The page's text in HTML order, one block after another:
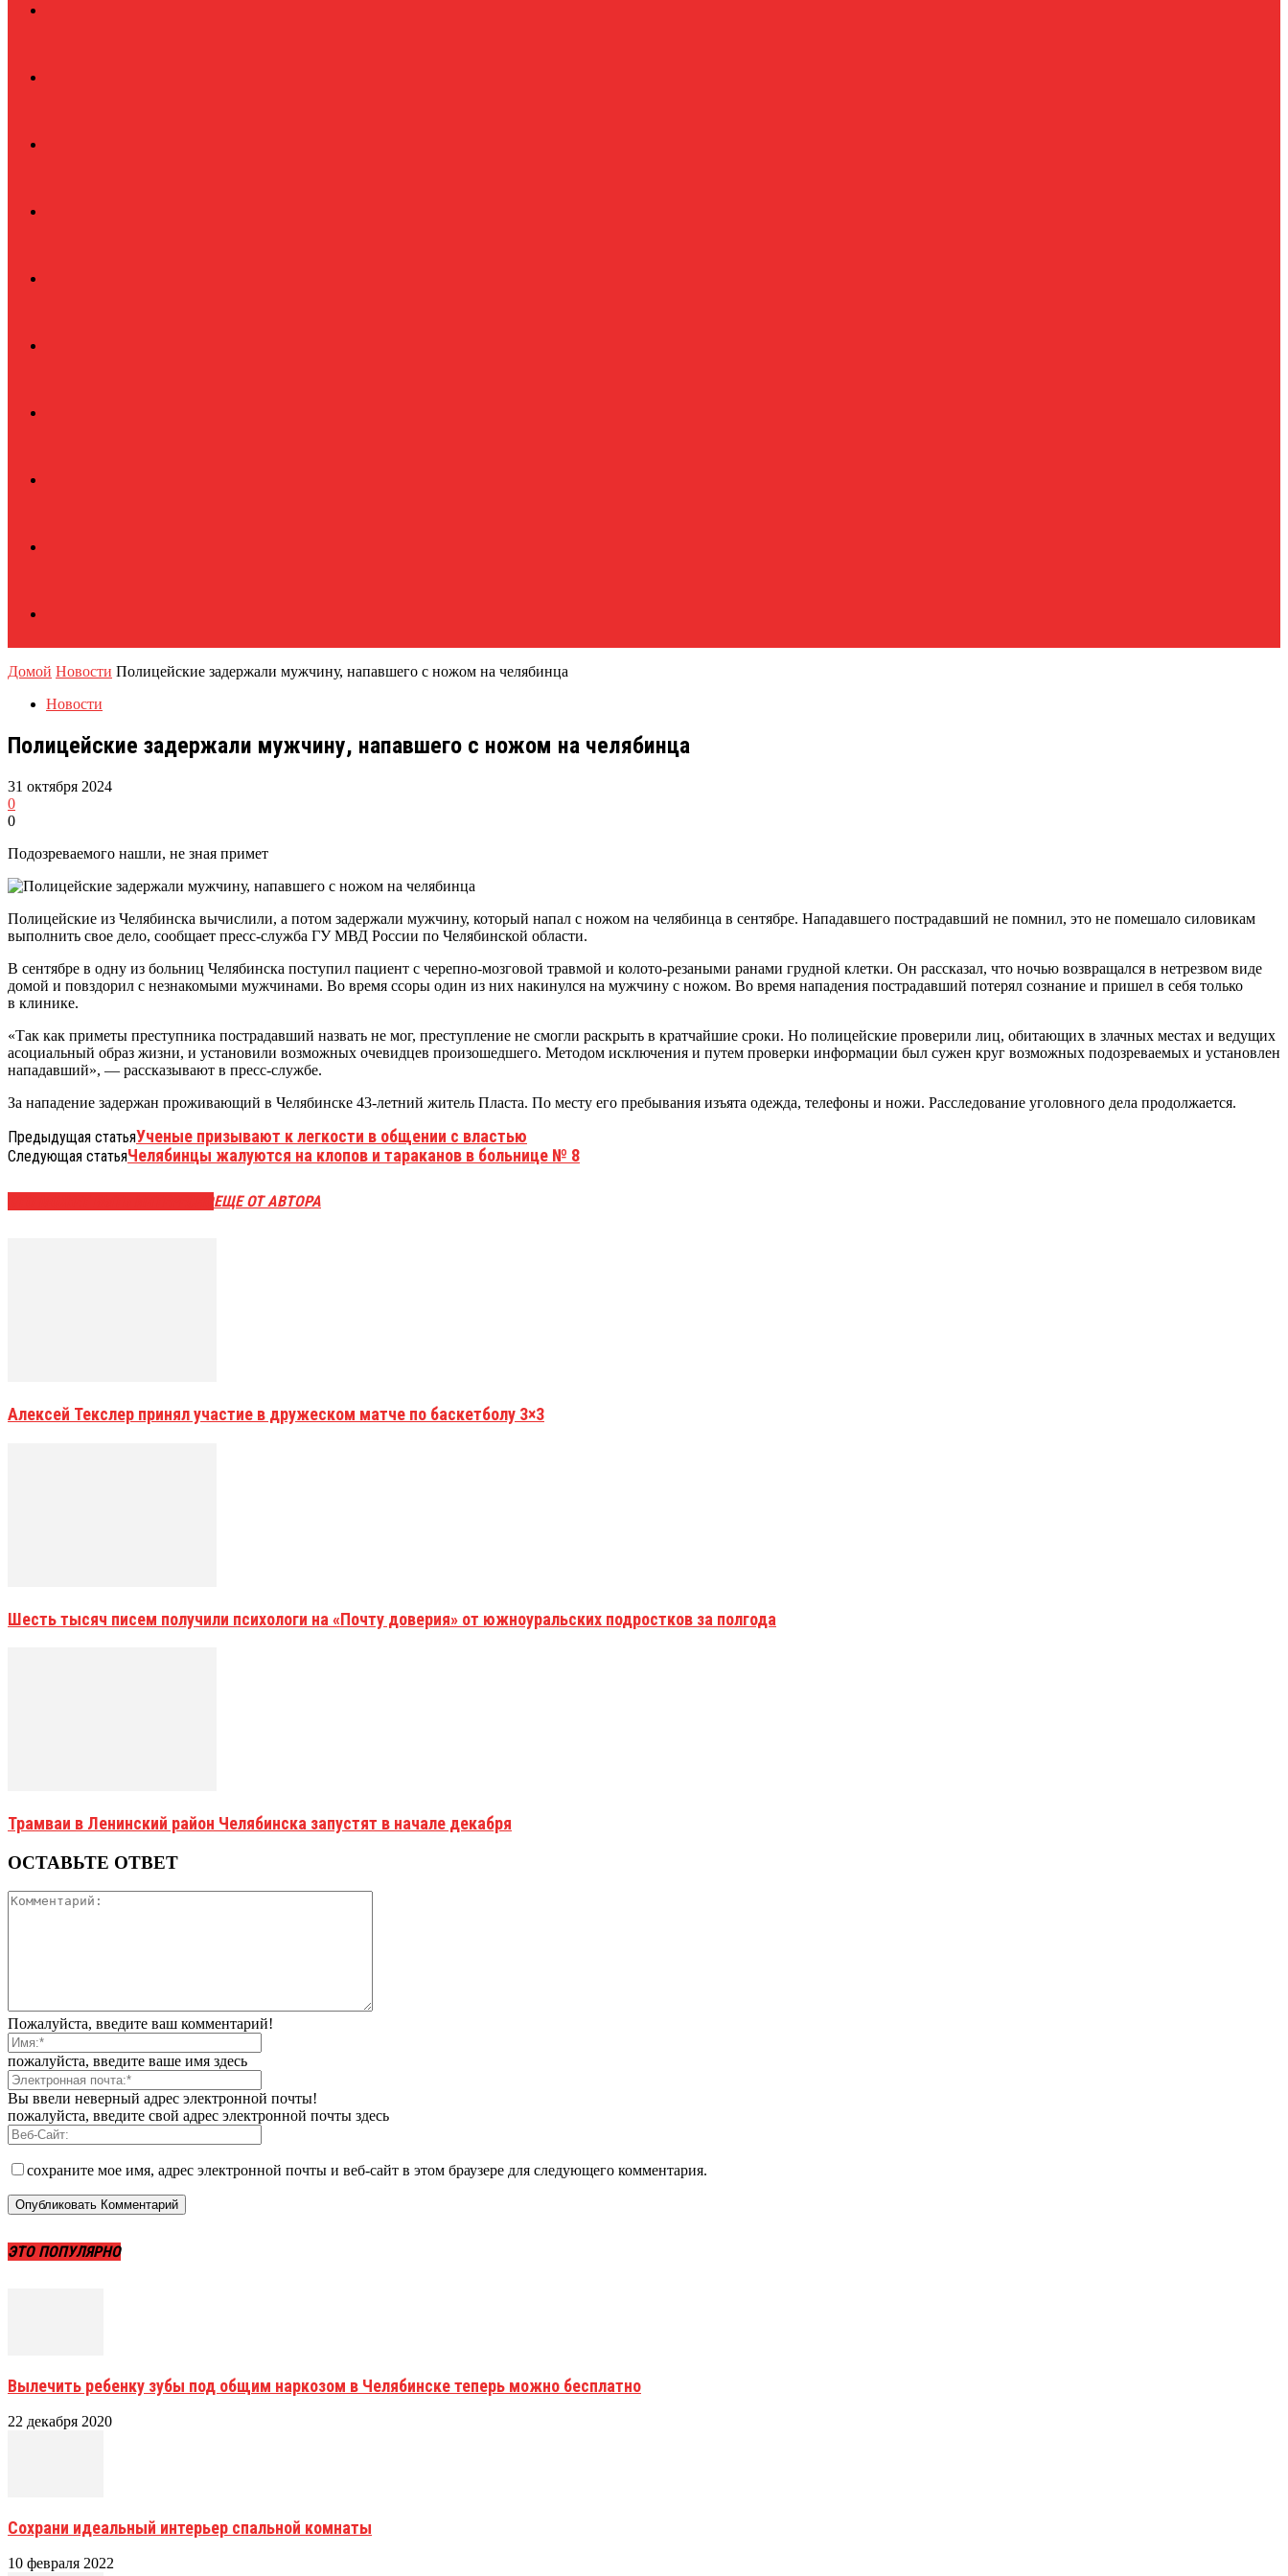
Домой Новости Полицейские задержали мужчину, напавшего с ножом на челябинца
Новости
Полицейские задержали мужчину, напавшего с ножом на челябинца
31 октября 2024
0
0
Подозреваемого нашли, не зная примет
Полицейские из Челябинска вычислили, а потом задержали мужчину, который напал с ножом на челябинца в сентябре. Нападавшего пострадавший не помнил, это не помешало силовикам
выполнить свое дело, сообщает пресс-служба ГУ МВД России по Челябинской области.
В сентябре в одну из больниц Челябинска поступил пациент с черепно-мозговой травмой и колото-резаными ранами грудной клетки. Он рассказал, что ночью возвращался в нетрезвом виде
домой и повздорил с незнакомыми мужчинами. Во время ссоры один из них накинулся на мужчину с ножом. Во время нападения пострадавший потерял сознание и пришел в себя только
в клинике.
«Так как приметы преступника пострадавший назвать не мог, преступление не смогли раскрыть в кратчайшие сроки. Но полицейские проверили лиц, обитающих в злачных местах и ведущих
асоциальный образ жизни, и установили возможных очевидцев произошедшего. Методом исключения и путем проверки информации был сужен круг возможных подозреваемых и установлен
нападавший», — рассказывают в пресс-службе.
За нападение задержан проживающий в Челябинске 43-летний житель Пласта. По месту его пребывания изъята одежда, телефоны и ножи. Расследование уголовного дела продолжается.
Предыдущая статьяУченые призывают к легкости в общении с властью
Следующая статьяЧелябинцы жалуются на клопов и тараканов в больнице № 8
ЕЩЕ ОТ АВТОРА
Алексей Текслер принял участие в дружеском матче по баскетболу 3×3
Шесть тысяч писем получили психологи на «Почту доверия» от южноуральских подростков за полгода
Трамваи в Ленинский район Челябинска запустят в начале декабря
ОСТАВЬТЕ ОТВЕТ
Пожалуйста, введите ваш комментарий!
пожалуйста, введите ваше имя здесь
Вы ввели неверный адрес электронной почты!
пожалуйста, введите свой адрес электронной почты здесь
сохраните мое имя, адрес электронной почты и веб-сайт в этом браузере для следующего комментария.
ЭТО ПОПУЛЯРНО
Вылечить ребенку зубы под общим наркозом в Челябинске теперь можно бесплатно
22 декабря 2020
Сохрани идеальный интерьер спальной комнаты
10 февраля 2022